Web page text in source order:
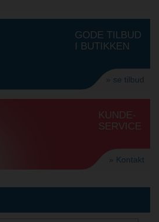
GODE TILBUD
I BUTIKKEN
» se tilbud
KUNDE-
SERVICE
» Kontakt